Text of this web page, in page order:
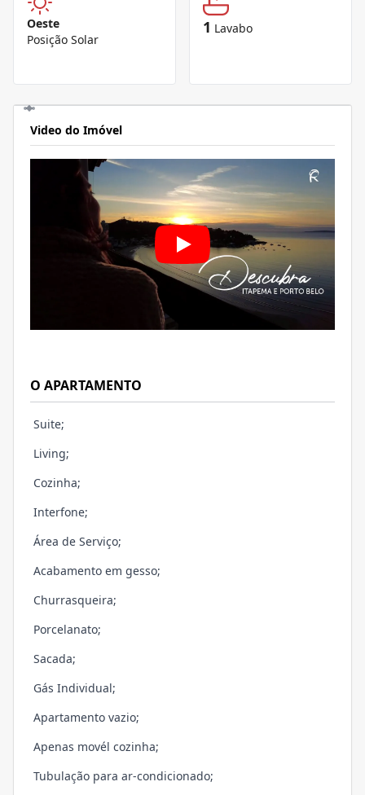
Oeste
Posição Solar
1 Lavabo
Video do Imóvel
O APARTAMENTO
Suite;
Living;
Cozinha;
Interfone;
Área de Serviço;
Acabamento em gesso;
Churrasqueira;
Porcelanato;
Sacada;
Gás Individual;
Apartamento vazio;
Apenas movél cozinha;
Tubulação para ar-condicionado;